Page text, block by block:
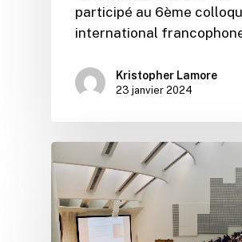
participé au 6ème
international
Kristopher Lamore
23 janvier 2024